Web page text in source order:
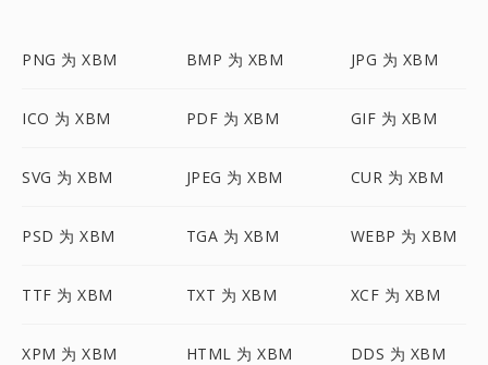
PNG 为 XBM BMP 为 XBM JPG 为 XBM
ICO 为 XBM PDF 为 XBM GIF 为 XBM
SVG 为 XBM JPEG 为 XBM CUR 为 XBM
PSD 为 XBM TGA 为 XBM WEBP 为 XBM
TTF 为 XBM TXT 为 XBM XCF 为 XBM
XPM 为 XBM HTML 为 XBM DDS 为 XBM